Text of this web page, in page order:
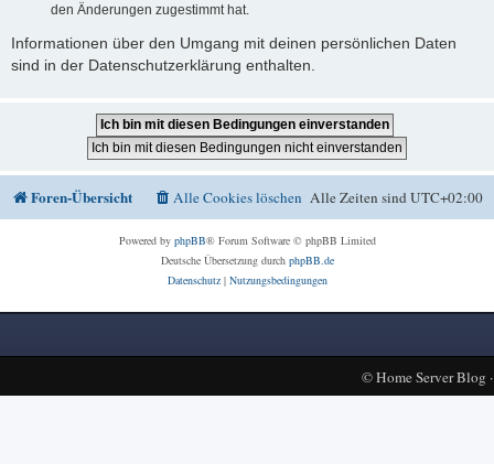
den Änderungen zugestimmt hat.
Informationen über den Umgang mit deinen persönlichen Daten
sind in der Datenschutzerklärung enthalten.
Foren-Übersicht Alle Zeiten sindUTC+02:00
Alle Cookies löschen
Powered by phpBB® Forum Software © phpBB Limited
Deutsche Übersetzung durch phpBB.de
Datenschutz| Nutzungsbedingungen
©Home Server Blog